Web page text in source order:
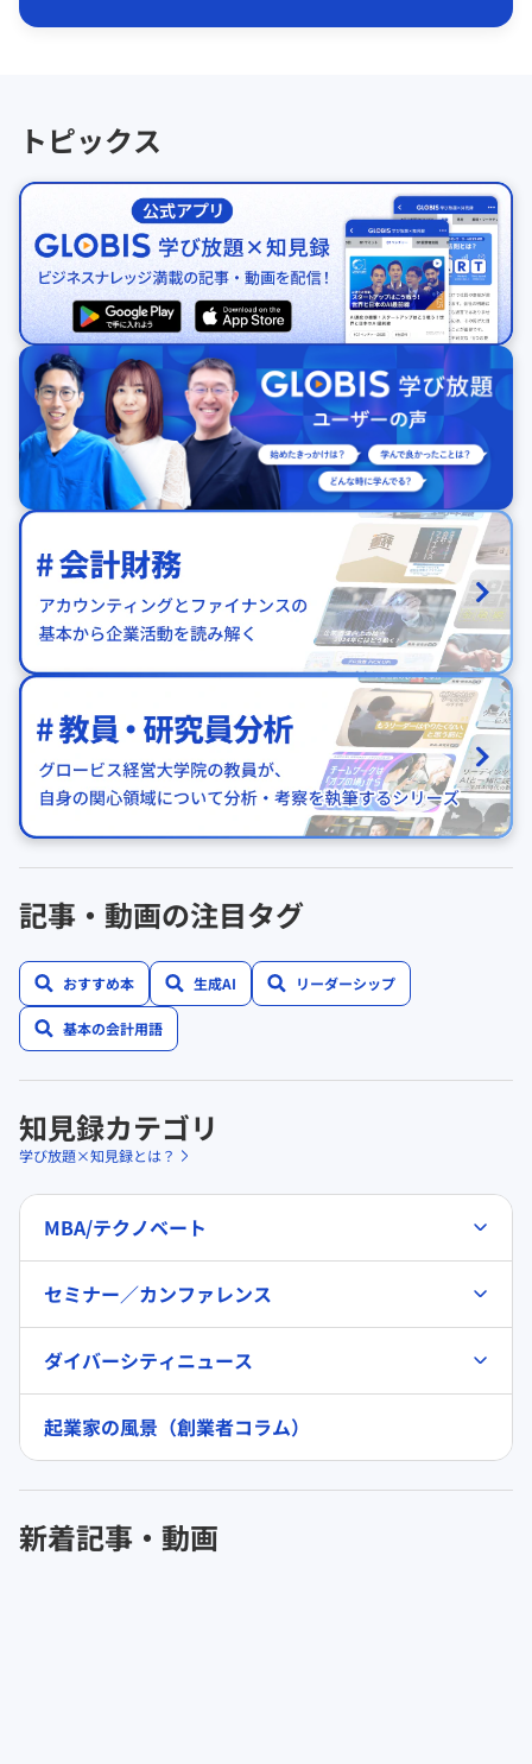
トピックス
記事・動画の注目タグ
おすすめ本 生成AI リーダーシップ
基本の会計用語
知見録カテゴリ
学び放題×知見録とは？
MBA/テクノベート
セミナー／カンファレンス
ダイバーシティニュース
起業家の風景（創業者コラム）
新着記事・動画